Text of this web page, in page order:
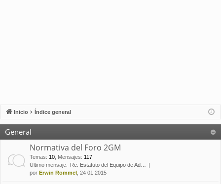
Inicio Índice general
General
Normativa del Foro 2GM
Temas: 10 Mensajes: 117
Último mensaje:
Re: Estatuto del Equipo de Ad…
por Erwin Rommel , 24 01 2015